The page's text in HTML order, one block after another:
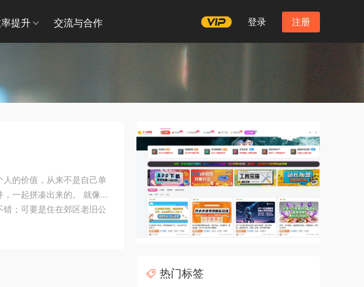
提升 交流与合作 登录 注册
人的价值，从来不是自己单
一起拼凑出来的。 就像你
；可要是住在郊区老旧公
家故意以貌取人，而是环
热门标签